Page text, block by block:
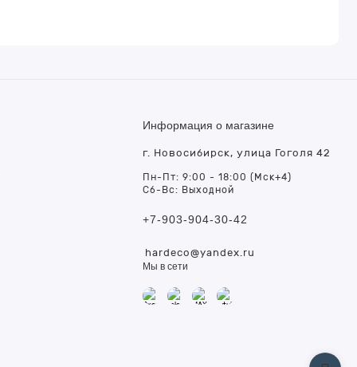
Информация о магазине
г. Новосибирск, улица Гоголя 42
Пн-Пт: 9:00 - 18:00 (Мск+4)
Сб-Вс: Выходной
+7-903-904-30-42
hardeco@yandex.ru
Мы в сети